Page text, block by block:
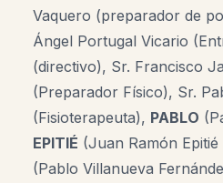
Vaquero (preparador de
Ángel Portugal Vicario
(directivo), Sr. Francisco
(Preparador Físico), Sr.
(Fisioterapeuta), PABLO
EPITIÉ (Juan Ramón
(Pablo Villanueva